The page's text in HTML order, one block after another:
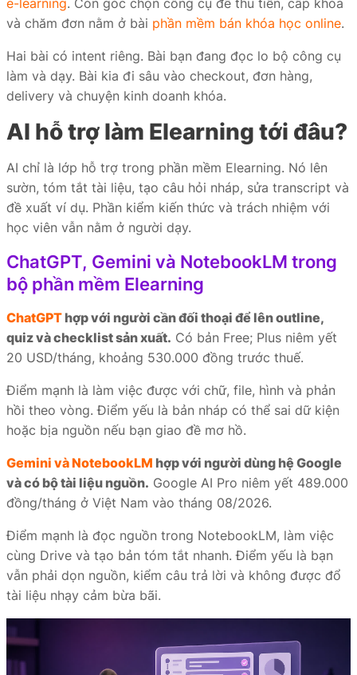
e-learning. Còn góc chọn công cụ để thu tiền, cấp khóa
và chăm đơn nằm ở bài phần mềm bán khóa học online.
Hai bài có intent riêng. Bài bạn đang đọc lo bộ công cụ
làm và dạy. Bài kia đi sâu vào checkout, đơn hàng,
delivery và chuyện kinh doanh khóa.
AI hỗ trợ làm Elearning tới đâu?
AI chỉ là lớp hỗ trợ trong phần mềm Elearning. Nó lên
sườn, tóm tắt tài liệu, tạo câu hỏi nháp, sửa transcript và
đề xuất ví dụ. Phần kiểm kiến thức và trách nhiệm với
học viên vẫn nằm ở người dạy.
ChatGPT, Gemini và NotebookLM trong
bộ phần mềm Elearning
ChatGPT hợp với người cần đối thoại để lên outline,
quiz và checklist sản xuất. Có bản Free; Plus niêm yết
20 USD/tháng, khoảng 530.000 đồng trước thuế.
Điểm mạnh là làm việc được với chữ, file, hình và phản
hồi theo vòng. Điểm yếu là bản nháp có thể sai dữ kiện
hoặc bịa nguồn nếu bạn giao đề mơ hồ.
Gemini và NotebookLM hợp với người dùng hệ Google
và có bộ tài liệu nguồn. Google AI Pro niêm yết 489.000
đồng/tháng ở Việt Nam vào tháng 08/2026.
Điểm mạnh là đọc nguồn trong NotebookLM, làm việc
cùng Drive và tạo bản tóm tắt nhanh. Điểm yếu là bạn
vẫn phải dọn nguồn, kiểm câu trả lời và không được đổ
tài liệu nhạy cảm bừa bãi.